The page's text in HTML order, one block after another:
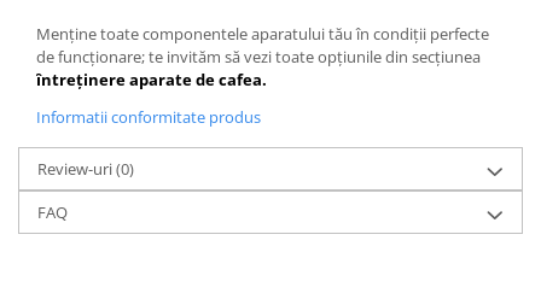
Menține toate componentele aparatului tău în condiții perfecte
de funcționare; te invităm să vezi toate opțiunile din secțiunea
întreținere aparate de cafea.
Informatii conformitate produs
Review-uri(0)
FAQ